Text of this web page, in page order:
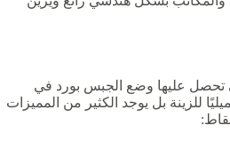
تحصل عليها وضع الجبس بورد في
للزينة بل يوجد الكثير من المميزات